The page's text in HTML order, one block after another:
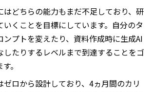
はどちらの能力もまだ不足しており、研
くことを目標にしています。自分のタ
ンプトを変えたり、資料作成時に生成AI
したりするレベルまで到達することをゴ
。
ロから設計しており、4ヵ月間のカリ